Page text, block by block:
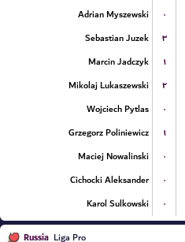
Adrian Myszewski
۰
Sebastian Juzek
۳
Marcin Jadczyk
۱
Mikolaj Lukaszewski
۲
Wojciech Pytlas
۰
Grzegorz Poliniewicz
۱
Maciej Nowalinski
۰
Cichocki Aleksander
۰
Karol Sulkowski
۰
Russia Liga Pro